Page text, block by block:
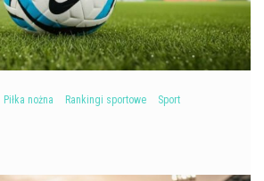
Piłka nożna Rankingi sportowe Sport